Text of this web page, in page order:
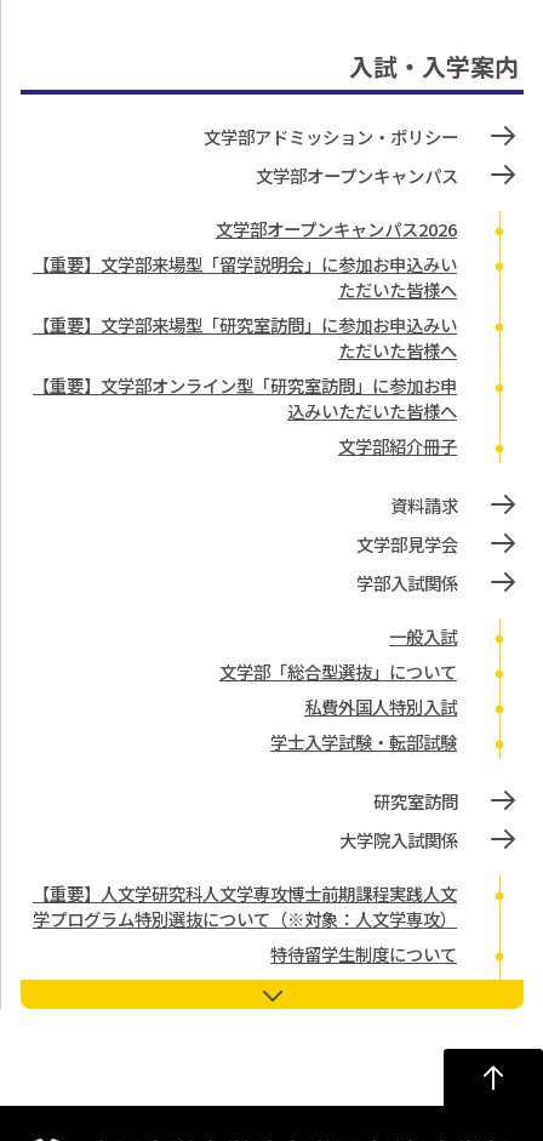
入試・入学案内
文学部アドミッション・ポリシー
文学部オープンキャンパス
文学部オープンキャンパス2026
【重要】文学部来場型「留学説明会」に参加お申込みい
ただいた皆様へ
【重要】文学部来場型「研究室訪問」に参加お申込みい
ただいた皆様へ
【重要】文学部オンライン型「研究室訪問」に参加お申
込みいただいた皆様へ
文学部紹介冊子
資料請求
文学部見学会
学部入試関係
一般入試
文学部「総合型選抜」について
私費外国人特別入試
学士入学試験・転部試験
研究室訪問
大学院入試関係
【重要】人文学研究科人文学専攻博士前期課程実践人文
学プログラム特別選抜について（※対象：人文学専攻）
特待留学生制度について
入学試験の種類（人文学研究科人文学専攻・日本学専攻
基盤日本学コース・芸術学専攻）
入学試験の過去問題